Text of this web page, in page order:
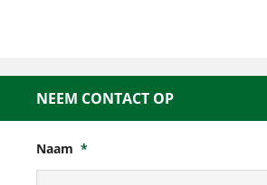
NEEM CONTACT OP
Naam *